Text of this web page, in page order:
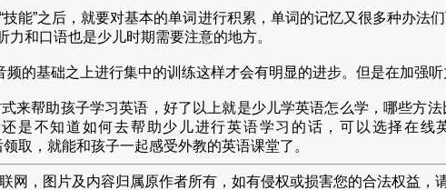
能”之后，就要对基本的单词进行积累，单词的记忆又很多种办法
和口语也是少儿时期需要注意的地方。
的基础之上进行集中的训练这样才会有明显的进步。但是在加强
来帮助孩子学习英语，好了以上就是少儿学英语怎么学，哪些方
是不知道如何去帮助少儿进行英语学习的话，可以选择在线
取，就能和孩子一起感受外教的英语课堂了。
网，图片及内容归属原作者所有，如有侵权或损害您的合法权益，